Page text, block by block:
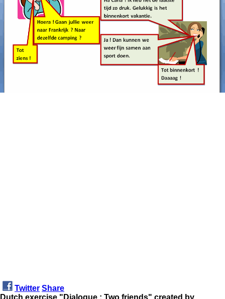
Twitter Share